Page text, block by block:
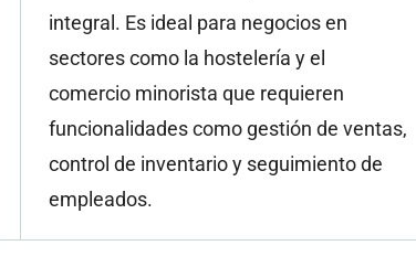
integral. Es ideal para negocios en
sectores como la hostelería y el
comercio minorista que requieren
funcionalidades como gestión de ventas,
control de inventario y seguimiento de
empleados.